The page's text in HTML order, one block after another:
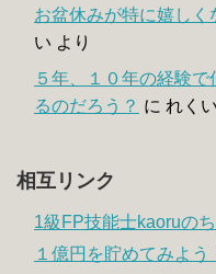
お盆休みが特に嬉し
い より
５年、１０年の経験
るのだろう？ に れく
相互リンク
1級FP技能士kaoruの
１億円を貯めてみよう